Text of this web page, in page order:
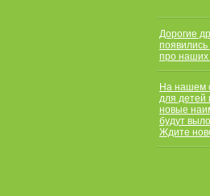
Дорогие
про наших
На нашем
для детей
новые
будут
Ждите